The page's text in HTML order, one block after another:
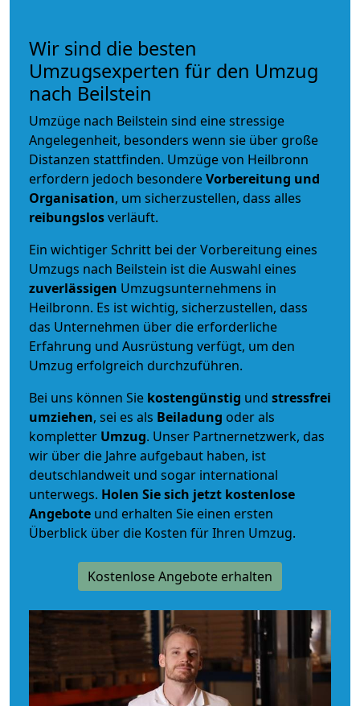
Wir sind die besten
Umzugsexperten für den Umzug
nach Beilstein
Umzüge nach Beilstein sind eine stressige
Angelegenheit, besonders wenn sie über große
Distanzen stattfinden. Umzüge von Heilbronn
erfordern jedoch besondereVorbereitung und
Organisation, um sicherzustellen, dass alles
reibungslosverläuft.
Ein wichtiger Schritt bei der Vorbereitung eines
Umzugs nach Beilstein ist die Auswahl eines
zuverlässigen Umzugsunternehmens in
Heilbronn. Es ist wichtig, sicherzustellen, dass
das Unternehmen über die erforderliche
Erfahrung und Ausrüstung verfügt, um den
Umzug erfolgreich durchzuführen.
Bei uns können Sie kostengünstig und stressfrei
umziehen, sei es als Beiladung oder als
kompletter Umzug. Unser Partnernetzwerk, das
wir über die Jahre aufgebaut haben, ist
deutschlandweit und sogar international
unterwegs. Holen Sie sich jetzt kostenlose
Angebote und erhalten Sie einen ersten
Überblick über die Kosten für Ihren Umzug.
Kostenlose Angebote erhalten